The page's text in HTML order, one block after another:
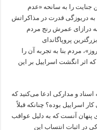
جنایت را به سانحه «عدم
به دریوزگی قدرت در مذاکراتش
به درازای عمرش رنج مردم
پروپاگاندای
مردم بنا به تجربه آن را
اثر انگشت اسراییل بر این
و مدارکی ادعا می‌کنید که
اسراییل بوده؟ چنانکه قبلاً
پنهان آنست که به دلیل عواقب
در اثبات انتساب این